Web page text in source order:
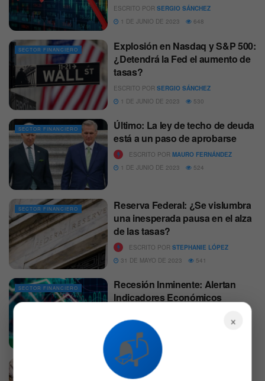
ESCRITO POR SERGIO SÁNCHEZ
1 DE JUNIO DE 2023
648
SECTOR FINANCIERO
Explosión en Nasdaq y S&P 500:
¿Detendrá la Fed el aumento de
tasas?
ESCRITO POR SERGIO SÁNCHEZ
1 DE JUNIO DE 2023
530
SECTOR FINANCIERO
Último: La ley de techo de deuda
está a un paso de aprobarse
ESCRITO POR MAURO FERNÁNDEZ
1 DE JUNIO DE 2023
524
SECTOR FINANCIERO
Reserva Federal: ¿Se vislumbra
una inesperada pausa en el alza
de las tasas?
ESCRITO POR STEPHANIE LÓPEZ
31 DE MAYO DE 2023
541
SECTOR FINANCIERO
Recesión Inminente: Alertan
Indicadores Económicos
ESCRITO POR
31 DE MAYO DE 2023
La ley sobre el techo de deuda
pasa la primera prueba en
×
📬